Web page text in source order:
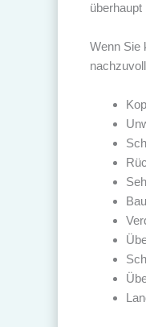
Wenn Sie